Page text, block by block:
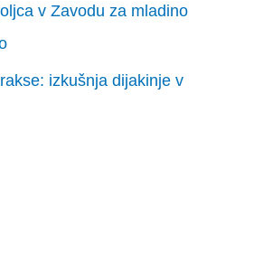
v Zavodu za mladino
izkušnja dijakinje v